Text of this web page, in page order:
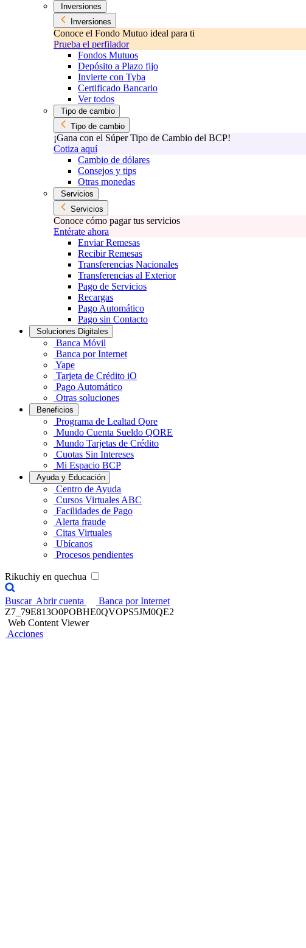
Inversiones
Inversiones
Conoce el Fondo Mutuo ideal para ti
Prueba el perfilador
Fondos Mutuos
Depósito a Plazo fijo
Invierte con Tyba
Certificado Bancario
Ver todos
Tipo de cambio
Tipo de cambio
¡Gana con el Súper Tipo de Cambio del BCP!
Cotiza aquí
Cambio de dólares
Consejos y tips
Otras monedas
Servicios
Servicios
Conoce cómo pagar tus servicios
Entérate ahora
Enviar Remesas
Recibir Remesas
Transferencias Nacionales
Transferencias al Exterior
Pago de Servicios
Recargas
Pago Automático
Pago sin Contacto
Soluciones Digitales
Banca Móvil
Banca por Internet
Yape
Tarjeta de Crédito iO
Pago Automático
Otras soluciones
Beneficios
Programa de Lealtad Qore
Mundo Cuenta Sueldo QORE
Mundo Tarjetas de Crédito
Cuotas Sin Intereses
Mi Espacio BCP
Ayuda y Educación
Centro de Ayuda
Cursos Virtuales ABC
Facilidades de Pago
Alerta fraude
Citas Virtuales
Ubícanos
Procesos pendientes
Rikuchiy en quechua
Buscar Abrir cuenta
Banca por Internet
Z7_79E813O0POBHE0QVOPS5JM0QE2
Web Content Viewer
Acciones